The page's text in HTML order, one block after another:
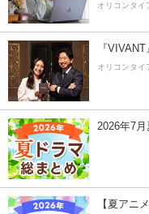
オリコンタイ
『
オリコンタイ
2026年7
【夏アニ